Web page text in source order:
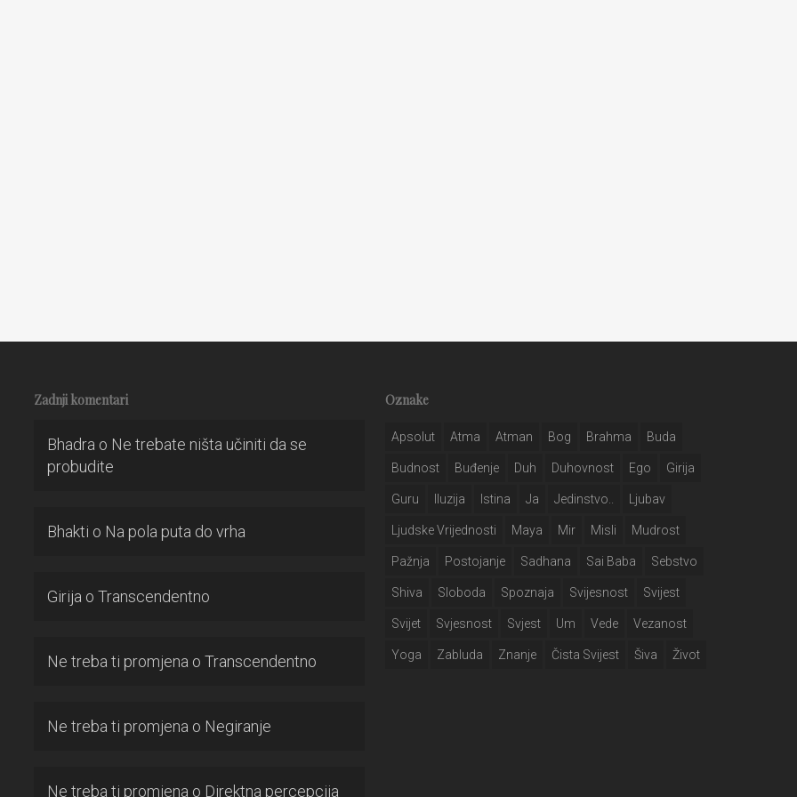
Zadnji komentari
Bhadra o Ne trebate ništa učiniti da se
probudite
Bhakti o Na pola puta do vrha
Girija o Transcendentno
Ne treba ti promjena o Transcendentno
Ne treba ti promjena o Negiranje
Ne treba ti promjena o Direktna percepcija
Oznake
Apsolut Atma Atman Bog Brahma Buda
Budnost Buđenje Duh Duhovnost Ego Girija
Guru Iluzija Istina Ja Jedinstvo.. Ljubav
Ljudske Vrijednosti Maya Mir Misli Mudrost
Pažnja Postojanje Sadhana Sai Baba Sebstvo
Shiva Sloboda Spoznaja Svijesnost Svijest
Svijet Svjesnost Svjest Um Vede Vezanost
Yoga Zabluda Znanje Čista Svijest Šiva Život